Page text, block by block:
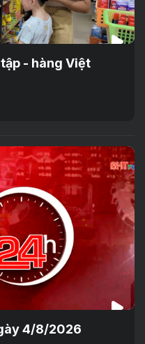
- hàng Việt
4/8/2026